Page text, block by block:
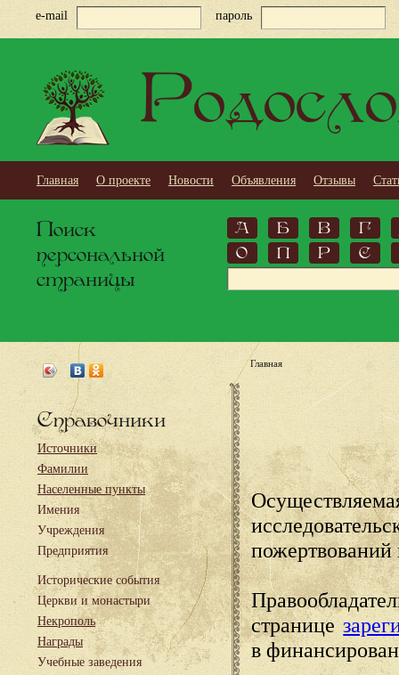
e-mail пароль
Главная О проекте Новости Объявления Отзывы
Поиск
персональной
страницы
А Б В
Г
О
П Р С
Справочники
Источники
Фамилии
Населенные пункты
Имения
Учреждения
Предприятия
Исторические события
Церкви и монастыри
Некрополь
Награды
Учебные заведения
Главная
пожертвований
странице
в